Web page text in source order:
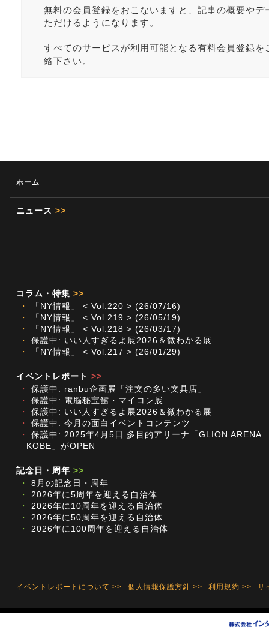
無料の会員登録をおこないますと、記事の概要や
ただけるようになります。
すべてのサービスが利用可能となる有料会員登録を
絡下さい。
ホーム
ニュース >>
コラム・特集 >>
・
「NY情報」 < Vol.220 > (26/07/16)
・
「NY情報」 < Vol.219 > (26/05/19)
・
「NY情報」 < Vol.218 > (26/03/17)
・
保護中: いい人すぎるよ展2026＆微わかる展
・
「NY情報」 < Vol.217 > (26/01/29)
イベントレポート >>
・
保護中: ranbu企画展「注文の多い文具店」
・
保護中: 電脳秘宝館・マイコン展
・
保護中: いい人すぎるよ展2026＆微わかる展
・
保護中: 今月の面白イベントコンテンツ
・
保護中: 2025年4月5日 多目的アリーナ「GLION ARENA
KOBE」がOPEN
記念日・周年 >>
・
8月の記念日・周年
・
2026年に5周年を迎える自治体
・
2026年に10周年を迎える自治体
・
2026年に50周年を迎える自治体
・
2026年に100周年を迎える自治体
イベントレポートについて >> 個人情報保護方針 >> 利用規約 >> サ